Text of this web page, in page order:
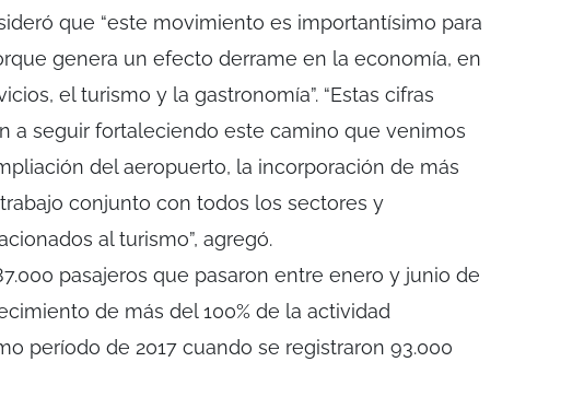
que “este movimiento es importantísimo para
genera un efecto derrame en la economía, en
el turismo y la gastronomía”. “Estas cifras
a seguir fortaleciendo este camino que venimos
del aeropuerto, la incorporación de más
conjunto con todos los sectores y
al turismo”, agregó.
pasajeros que pasaron entre enero y junio de
de más del 100% de la actividad
período de 2017 cuando se registraron 93.000